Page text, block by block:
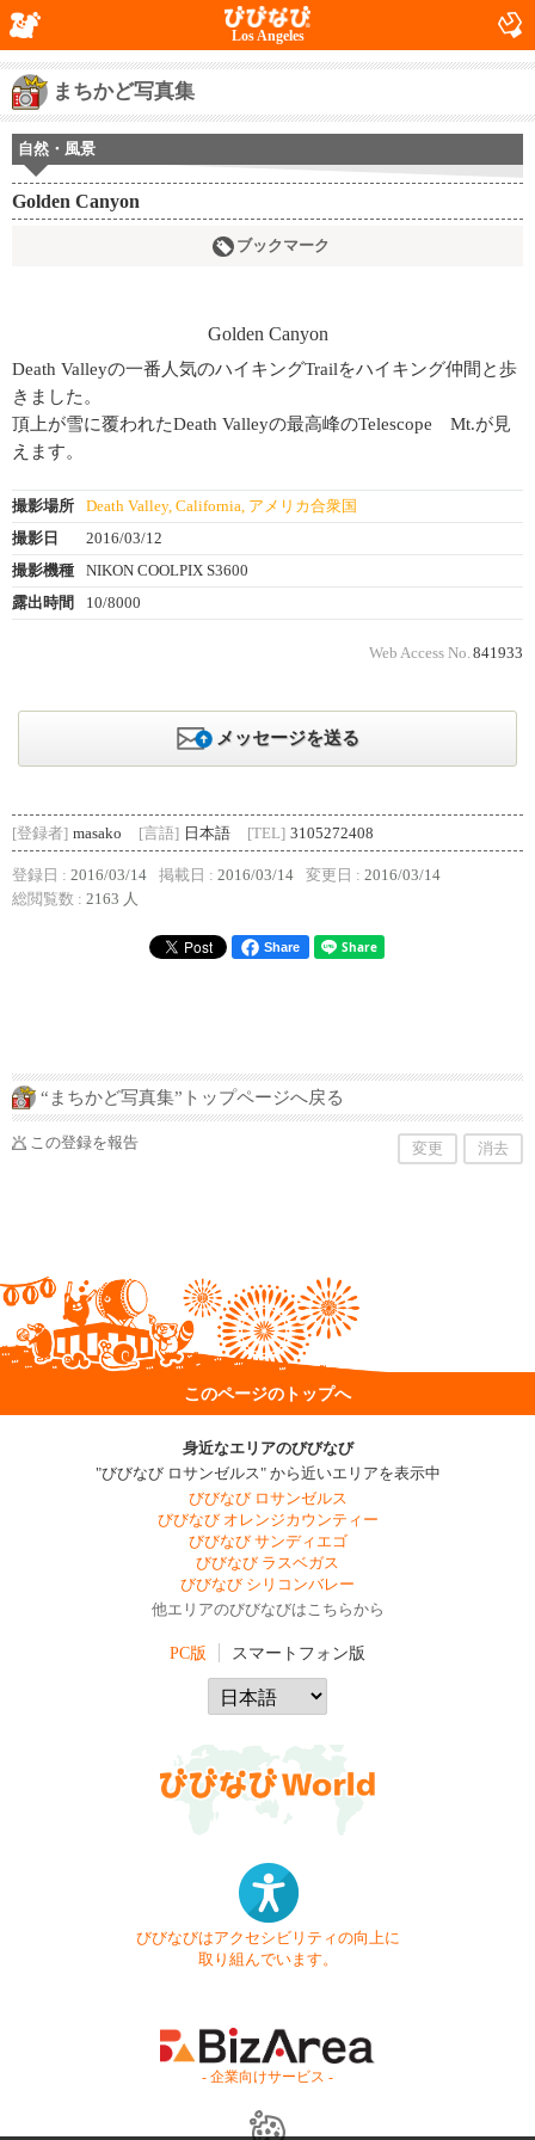
Los Angeles
まちかど写真集
自然・風景
Golden Canyon
ブックマーク
Death Valleyの一番人気のハイキングTrailをハイキング仲間と歩
きました。
頂上が雪に覆われたDeath Valleyの最高峰のTelescope Mt.が見
えます。
撮影場所
Death Valley, California, アメリカ合衆国
撮影日
2016/03/12
撮影機種
NIKON COOLPIX S3600
露出時間
10/8000
Web Access No. 841933
メッセージを送る
[登録者] masako [言語] 日本語 [TEL] 3105272408
登録日 : 2016/03/14 掲載日 : 2016/03/14 変更日 : 2016/03/14
総閲覧数 : 2163 人
Share
“まちかど写真集”トップページへ戻る
この登録を報告 変更 消去
このページのトップへ
身近なエリアのびびなび
"びびなび ロサンゼルス" から近いエリアを表示中
びびなび ロサンゼルス
びびなび オレンジカウンティー
びびなび サンディエゴ
びびなび ラスベガス
びびなび シリコンバレー
他エリアのびびなびはこちらから
PC版 スマートフォン版
びびなびはアクセシビリティの向上に
取り組んでいます。
- 企業向けサービス -